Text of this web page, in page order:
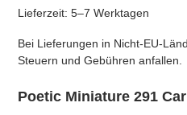
Lieferzeit: 5–7 Werktagen
Bei Lieferungen in Nicht-EU-
Steuern und Gebühren anfallen.
Poetic Miniature 291